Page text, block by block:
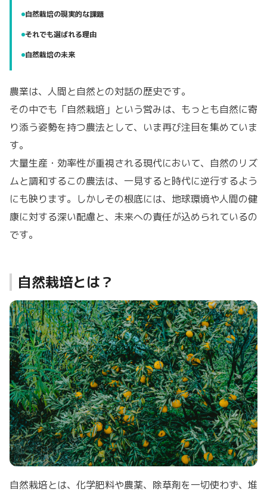
自然栽培の現実的な課題
それでも選ばれる理由
自然栽培の未来
農業は、人間と自然との対話の歴史です。
その中でも「自然栽培」という営みは、もっとも自然に寄
り添う姿勢を持つ農法として、いま再び注目を集めていま
す。
大量生産・効率性が重視される現代において、自然のリズ
ムと調和するこの農法は、一見すると時代に逆行するよう
にも映ります。しかしその根底には、地球環境や人間の健
康に対する深い配慮と、未来への責任が込められているの
です。
自然栽培とは？
自然栽培とは、化学肥料や農薬、除草剤を一切使わず、堆